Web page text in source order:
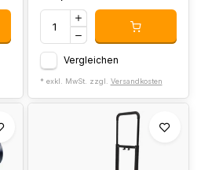
Vergleichen
* exkl. MwSt. zzgl. Versandkosten